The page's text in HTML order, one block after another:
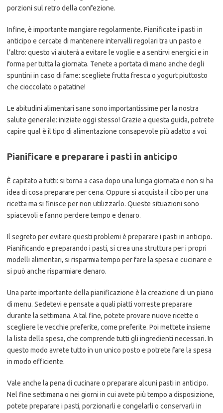
porzioni sul retro della confezione.
Infine, è importante mangiare regolarmente. Pianificate i pasti in
anticipo e cercate di mantenere intervalli regolari tra un pasto e
l’altro: questo vi aiuterà a evitare le voglie e a sentirvi energici e in
forma per tutta la giornata. Tenete a portata di mano anche degli
spuntini in caso di fame: scegliete frutta fresca o yogurt piuttosto
che cioccolato o patatine!
Le abitudini alimentari sane sono importantissime per la nostra
salute generale: iniziate oggi stesso! Grazie a questa guida, potrete
capire qual è il tipo di alimentazione consapevole più adatto a voi.
Pianificare e preparare i pasti in anticipo
È capitato a tutti: si torna a casa dopo una lunga giornata e non si ha
idea di cosa preparare per cena. Oppure si acquista il cibo per una
ricetta ma si finisce per non utilizzarlo. Queste situazioni sono
spiacevoli e fanno perdere tempo e denaro.
Il segreto per evitare questi problemi è preparare i pasti in anticipo.
Pianificando e preparando i pasti, si crea una struttura per i propri
modelli alimentari, si risparmia tempo per fare la spesa e cucinare e
si può anche risparmiare denaro.
Una parte importante della pianificazione è la creazione di un piano
di menu. Sedetevi e pensate a quali piatti vorreste preparare
durante la settimana. A tal fine, potete provare nuove ricette o
scegliere le vecchie preferite, come preferite. Poi mettete insieme
la lista della spesa, che comprende tutti gli ingredienti necessari. In
questo modo avrete tutto in un unico posto e potrete fare la spesa
in modo efficiente.
Vale anche la pena di cucinare o preparare alcuni pasti in anticipo.
Nel fine settimana o nei giorni in cui avete più tempo a disposizione,
potete preparare i pasti, porzionarli e congelarli o conservarli in